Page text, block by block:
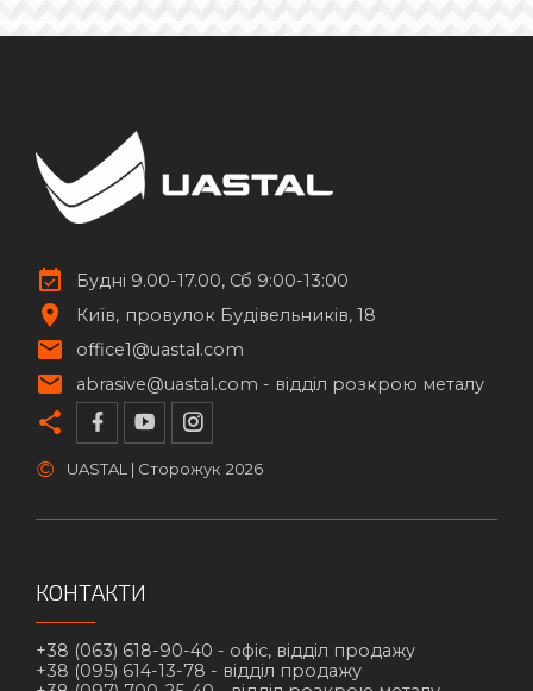
Будні 9.00-17.00, Сб 9:00-13:00
Київ
провулок Будівельників, 18
office1@uastal.com
abrasive@uastal.com - відділ розкрою металу
© UASTAL | Сторожук 2026
КОНТАКТИ
+38 (063) 618-90-40 - офіс, відділ продажу
+38 (095) 614-13-78 - відділ продажу